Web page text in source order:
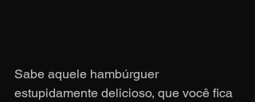
Sabe aquele hambúrguer
estupidamente delicioso, que você fica